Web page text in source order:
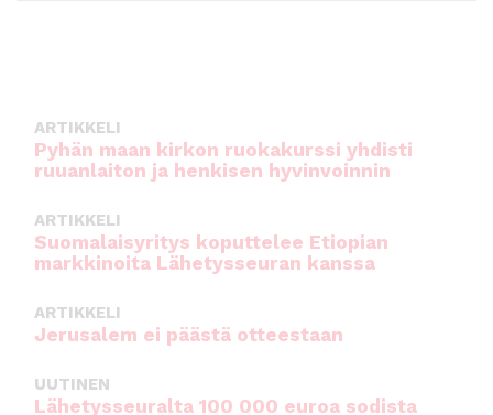
ARTIKKELI
Pyhän maan kirkon ruokakurssi yhdisti
ruuanlaiton ja henkisen hyvinvoinnin
ARTIKKELI
Suomalaisyritys koputtelee Etiopian
markkinoita Lähetysseuran kanssa
ARTIKKELI
Jerusalem ei päästä otteestaan
UUTINEN
Lähetysseuralta 100 000 euroa sodista